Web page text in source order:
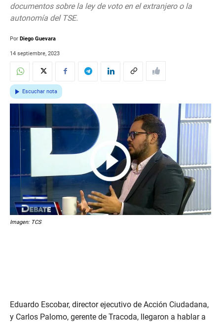
documentos sobre la ley de voto en el extranjero o la
autonomía del TSE.
Por Diego Guevara
14 septiembre, 2023
Escuchar nota
Imagen: TCS
Eduardo Escobar, director ejecutivo de Acción Ciudadana,
y Carlos Palomo, gerente de Tracoda, llegaron a hablar a